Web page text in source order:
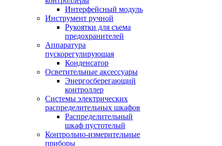
Интерфейсный модуль
Инструмент ручной
Рукоятки для съема
предохранителей
Аппаратура
пускорегулирующая
Конденсатор
Осветительные аксессуары
Энергосберегающий
контроллер
Системы электрических
распределительных шкафов
Распределительный
шкаф пустотелый
Контрольно-измерительные
приборы